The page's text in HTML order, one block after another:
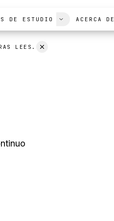
LEES.
DE ESTUDIO ACERCA DE